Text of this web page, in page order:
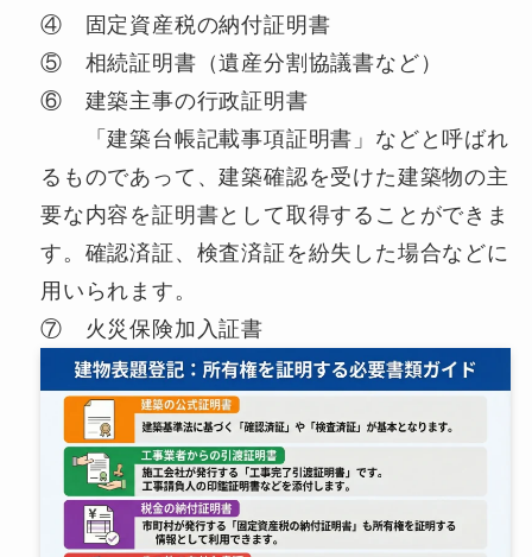
④ 固定資産税の納付証明書
⑤ 相続証明書（遺産分割協議書など）
⑥ 建築主事の行政証明書
「建築台帳記載事項証明書」などと呼ばれ
るものであって、建築確認を受けた建築物の主
要な内容を証明書として取得することができま
す。確認済証、検査済証を紛失した場合などに
用いられます。
⑦ 火災保険加入証書